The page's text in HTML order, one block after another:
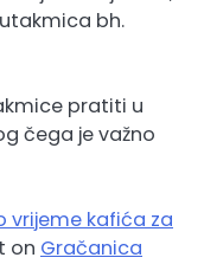
bh.
pratiti u
čega je važno
vrijeme kafića za
on Gračanica